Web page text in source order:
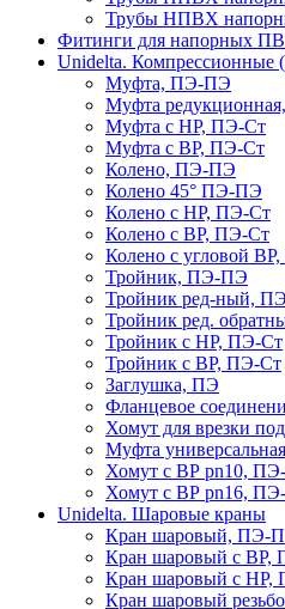
Трубы НПВХ
Фитинги для напорных
Unidelta. Компрессионные
Муфта, ПЭ-ПЭ
Муфта
Муфта с НР, ПЭ-Ст
Муфта с ВР, ПЭ-Ст
Колено, ПЭ-ПЭ
Колено 45° ПЭ-ПЭ
Колено с НР, ПЭ-Ст
Колено с ВР, ПЭ-Ст
Колено с угловой
Тройник, ПЭ-ПЭ
Тройник ред-ный,
Тройник ред.
Тройник с НР, ПЭ-Ст
Тройник с ВР, ПЭ-Ст
Заглушка, ПЭ
Фланцевое
Хомут для врезки
Муфта универсальная
Хомут с ВР pn10,
Хомут с ВР pn16,
Unidelta. Шаровые краны
Кран шаровый, ПЭ-
Кран шаровый с ВР,
Кран шаровый с НР,
Кран шаровый